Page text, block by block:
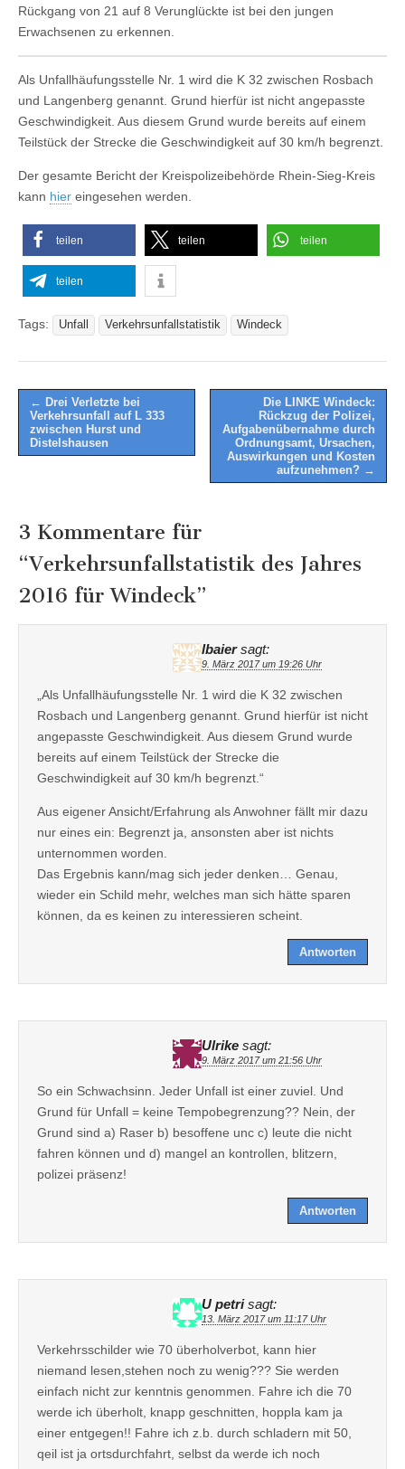
Rückgang von 21 auf 8 Verunglückte ist bei den jungen
Erwachsenen zu erkennen.
Als Unfallhäufungsstelle Nr. 1 wird die K 32 zwischen Rosbach
und Langenberg genannt. Grund hierfür ist nicht angepasste
Geschwindigkeit. Aus diesem Grund wurde bereits auf einem
Teilstück der Strecke die Geschwindigkeit auf 30 km/h begrenzt.
Der gesamte Bericht der Kreispolizeibehörde Rhein-Sieg-Kreis
kann hier eingesehen werden.
teilen teilen teilen
teilen
Tags: Unfall Verkehrsunfallstatistik Windeck
Post
navigation
← Drei Verletzte bei
Verkehrsunfall auf L 333
zwischen Hurst und
Distelshausen
Die LINKE Windeck:
Rückzug der Polizei,
Aufgabenübernahme durch
Ordnungsamt, Ursachen,
Auswirkungen und Kosten
aufzunehmen? →
3 Kommentare für
“Verkehrsunfallstatistik des Jahres
2016 für Windeck”
lbaier sagt:
9. März 2017 um 19:26 Uhr
„Als Unfallhäufungsstelle Nr. 1 wird die K 32 zwischen
Rosbach und Langenberg genannt. Grund hierfür ist nicht
angepasste Geschwindigkeit. Aus diesem Grund wurde
bereits auf einem Teilstück der Strecke die
Geschwindigkeit auf 30 km/h begrenzt.“
Aus eigener Ansicht/Erfahrung als Anwohner fällt mir dazu
nur eines ein: Begrenzt ja, ansonsten aber ist nichts
unternommen worden.
Das Ergebnis kann/mag sich jeder denken… Genau,
wieder ein Schild mehr, welches man sich hätte sparen
können, da es keinen zu interessieren scheint.
Antworten
Ulrike sagt:
9. März 2017 um 21:56 Uhr
So ein Schwachsinn. Jeder Unfall ist einer zuviel. Und
Grund für Unfall = keine Tempobegrenzung?? Nein, der
Grund sind a) Raser b) besoffene unc c) leute die nicht
fahren können und d) mangel an kontrollen, blitzern,
polizei präsenz!
Antworten
U petri sagt:
13. März 2017 um 11:17 Uhr
Verkehrsschilder wie 70 überholverbot, kann hier
niemand lesen,stehen noch zu wenig??? Sie werden
einfach nicht zur kenntnis genommen. Fahre ich die 70
werde ich überholt, knapp geschnitten, hoppla kam ja
einer entgegen!! Fahre ich z.b. durch schladern mit 50,
qeil ist ja ortsdurchfahrt, selbst da werde ich noch